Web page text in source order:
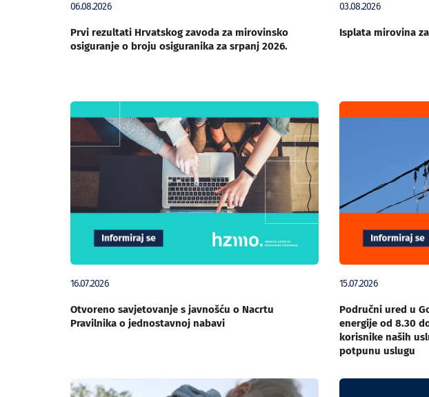
06.08.2026
Prvi rezultati Hrvatskog zavoda za mirovinsko
osiguranje o broju osiguranika za srpanj 2026.
03.08.2026
Isplata mirovina
16.07.2026
Otvoreno savjetovanje s javnošću o Nacrtu
Pravilnika o jednostavnoj nabavi
15.07.2026
Područni ured u
energije od 8.30
korisnike naših
potpunu uslugu